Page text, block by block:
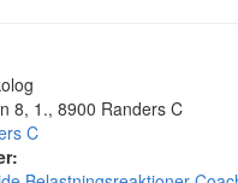
8, 1., 8900 Randers C
C